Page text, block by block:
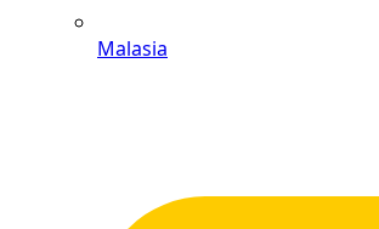
Malasia